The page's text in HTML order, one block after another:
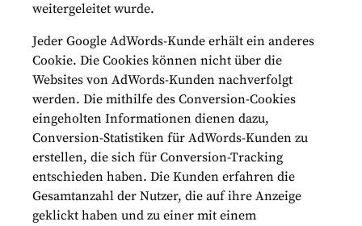
weitergeleitet wurde.
Jeder Google AdWords-Kunde erhält ein anderes
Cookie. Die Cookies können nicht über die
Websites von AdWords-Kunden nachverfolgt
werden. Die mithilfe des Conversion-Cookies
eingeholten Informationen dienen dazu,
Conversion-Statistiken für AdWords-Kunden zu
erstellen, die sich für Conversion-Tracking
entschieden haben. Die Kunden erfahren die
Gesamtanzahl der Nutzer, die auf ihre Anzeige
geklickt haben und zu einer mit einem